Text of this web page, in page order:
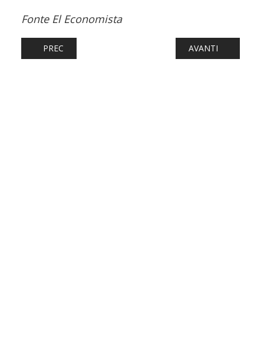
Fonte El Economista
ARTICOLO PRECEDENTE: FERROVIE: FS SECURITY, PIÙ
PREC ARTICOLO
AVANTI